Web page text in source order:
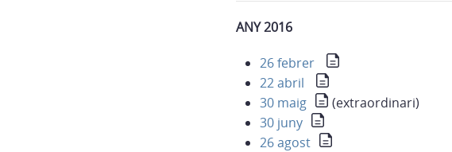
ANY 2016
26 febrer
22 abril
30 maig
(extraordinari)
30 juny
26 agost